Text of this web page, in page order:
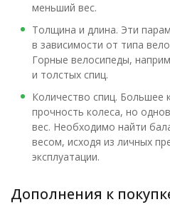
меньший вес.
Толщина и длина. Эти
в зависимости от типа
Горные велосипеды,
и толстых спиц.
Количество спиц. Большее
прочность колеса, но
вес. Необходимо найти
весом, исходя из личных
эксплуатации.
Дополнения к